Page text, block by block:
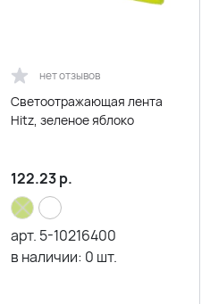
нет отзывов
Светоотражающая лента
Hitz, зеленое яблоко
122.23р.
арт. 5-10216400
в наличии: 0 шт.